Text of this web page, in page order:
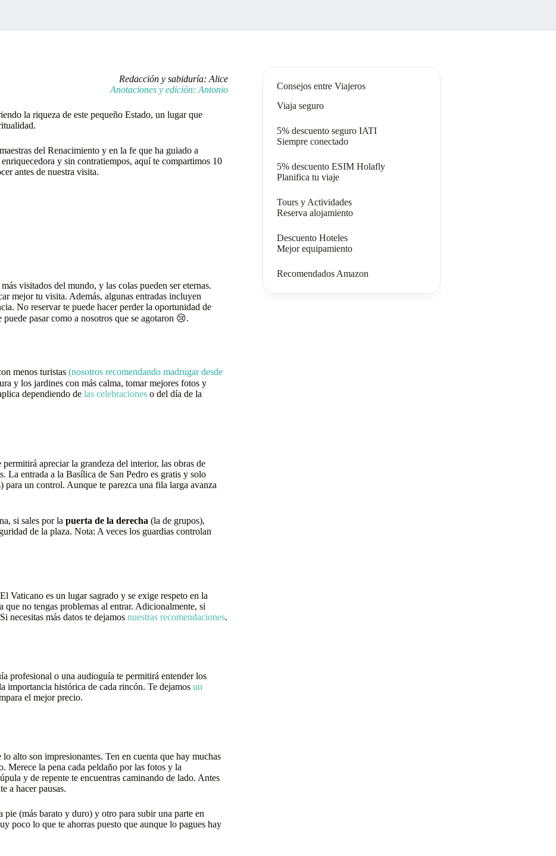
Redacción y sabiduría: Alice
Anotaciones y edición: Antonio
la riqueza de este pequeño Estado, un lugar que
del Renacimiento y en la fe que ha guiado a
y sin contratiempos, aquí te compartimos 10
antes de nuestra visita.
visitados del mundo, y las colas pueden ser eternas.
mejor tu visita. Además, algunas entradas incluyen
No reservar te puede hacer perder la oportunidad de
pasar como a nosotros que se agotaron 😢.
menos turistas (nosotros recomendando madrugar desde
y los jardines con más calma, tomar mejores fotos y
dependiendo de las celebraciones o del día de la
apreciar la grandeza del interior, las obras de
entrada a la Basílica de San Pedro es gratis y solo
para un control. Aunque te parezca una fila larga avanza
si sales por la puerta de la derecha (la de grupos),
de la plaza. Nota: A veces los guardias controlan
Vaticano es un lugar sagrado y se exige respeto en la
no tengas problemas al entrar. Adicionalmente, si
necesitas más datos te dejamos nuestras recomendaciones.
profesional o una audioguía te permitirá entender los
importancia histórica de cada rincón. Te dejamos un
el mejor precio.
alto son impresionantes. Ten en cuenta que hay muchas
Merece la pena cada peldaño por las fotos y la
y de repente te encuentras caminando de lado. Antes
a hacer pausas.
(más barato y duro) y otro para subir una parte en
poco lo que te ahorras puesto que aunque lo pagues hay
Consejos entre Viajeros
Viaja seguro
5% descuento seguro IATI
Siempre conectado
5% descuento ESIM Holafly
Planifica tu viaje
Tours y Actividades
Reserva alojamiento
Descuento Hoteles
Mejor equipamiento
Recomendados Amazon